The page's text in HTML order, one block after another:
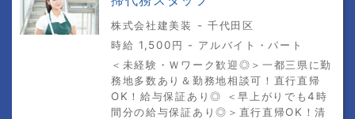
株式会社建美装 - 千代田区
時給 1,500円 - アルバイト・パート
＜未経験・Ｗワーク歓迎◎＞一都三県に勤
務地多数あり＆勤務地相談可！直行直帰
OK！給与保証あり◎ ＜早上がりでも4時
間分の給与保証あり◎＞直行直帰OK！清